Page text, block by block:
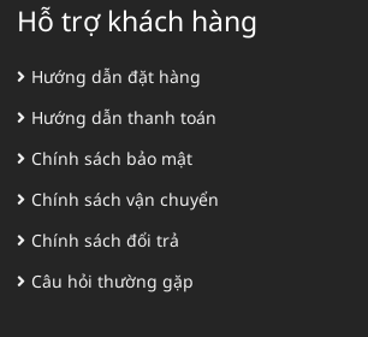
Hỗ trợ khách hàng
Hướng dẫn đặt hàng
Hướng dẫn thanh toán
Chính sách bảo mật
Chính sách vận chuyển
Chính sách đổi trả
Câu hỏi thường gặp